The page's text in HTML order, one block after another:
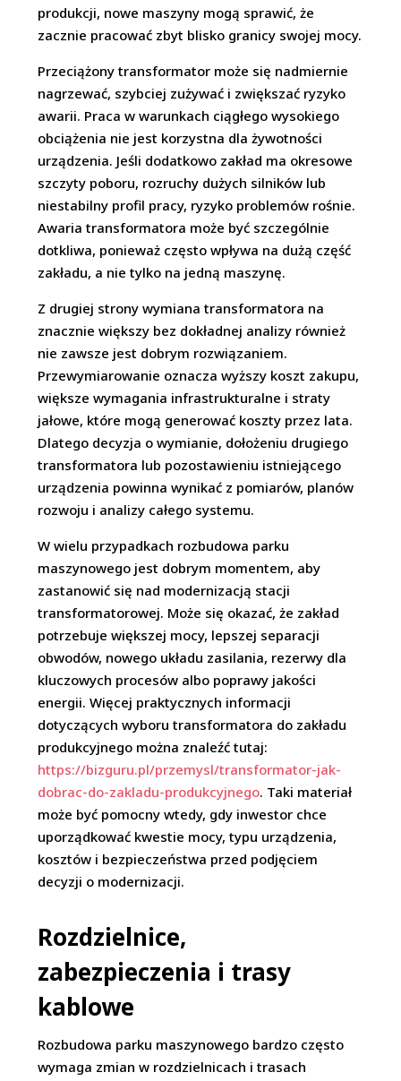
produkcji, nowe maszyny mogą sprawić, że
zacznie pracować zbyt blisko granicy swojej mocy.
Przeciążony transformator może się nadmiernie
nagrzewać, szybciej zużywać i zwiększać ryzyko
awarii. Praca w warunkach ciągłego wysokiego
obciążenia nie jest korzystna dla żywotności
urządzenia. Jeśli dodatkowo zakład ma okresowe
szczyty poboru, rozruchy dużych silników lub
niestabilny profil pracy, ryzyko problemów rośnie.
Awaria transformatora może być szczególnie
dotkliwa, ponieważ często wpływa na dużą część
zakładu, a nie tylko na jedną maszynę.
Z drugiej strony wymiana transformatora na
znacznie większy bez dokładnej analizy również
nie zawsze jest dobrym rozwiązaniem.
Przewymiarowanie oznacza wyższy koszt zakupu,
większe wymagania infrastrukturalne i straty
jałowe, które mogą generować koszty przez lata.
Dlatego decyzja o wymianie, dołożeniu drugiego
transformatora lub pozostawieniu istniejącego
urządzenia powinna wynikać z pomiarów, planów
rozwoju i analizy całego systemu.
W wielu przypadkach rozbudowa parku
maszynowego jest dobrym momentem, aby
zastanowić się nad modernizacją stacji
transformatorowej. Może się okazać, że zakład
potrzebuje większej mocy, lepszej separacji
obwodów, nowego układu zasilania, rezerwy dla
kluczowych procesów albo poprawy jakości
energii. Więcej praktycznych informacji
dotyczących wyboru transformatora do zakładu
produkcyjnego można znaleźć tutaj:
https://bizguru.pl/przemysl/transformator-jak-
dobrac-do-zakladu-produkcyjnego. Taki materiał
może być pomocny wtedy, gdy inwestor chce
uporządkować kwestie mocy, typu urządzenia,
kosztów i bezpieczeństwa przed podjęciem
decyzji o modernizacji.
Rozdzielnice,
zabezpieczenia i trasy
kablowe
Rozbudowa parku maszynowego bardzo często
wymaga zmian w rozdzielnicach i trasach